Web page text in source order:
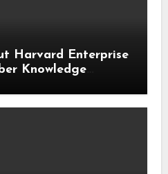
Harvard Enterprise
Knowledge